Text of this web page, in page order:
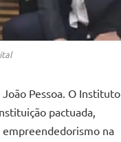
Pessoa. O Instituto
pactuada,
na